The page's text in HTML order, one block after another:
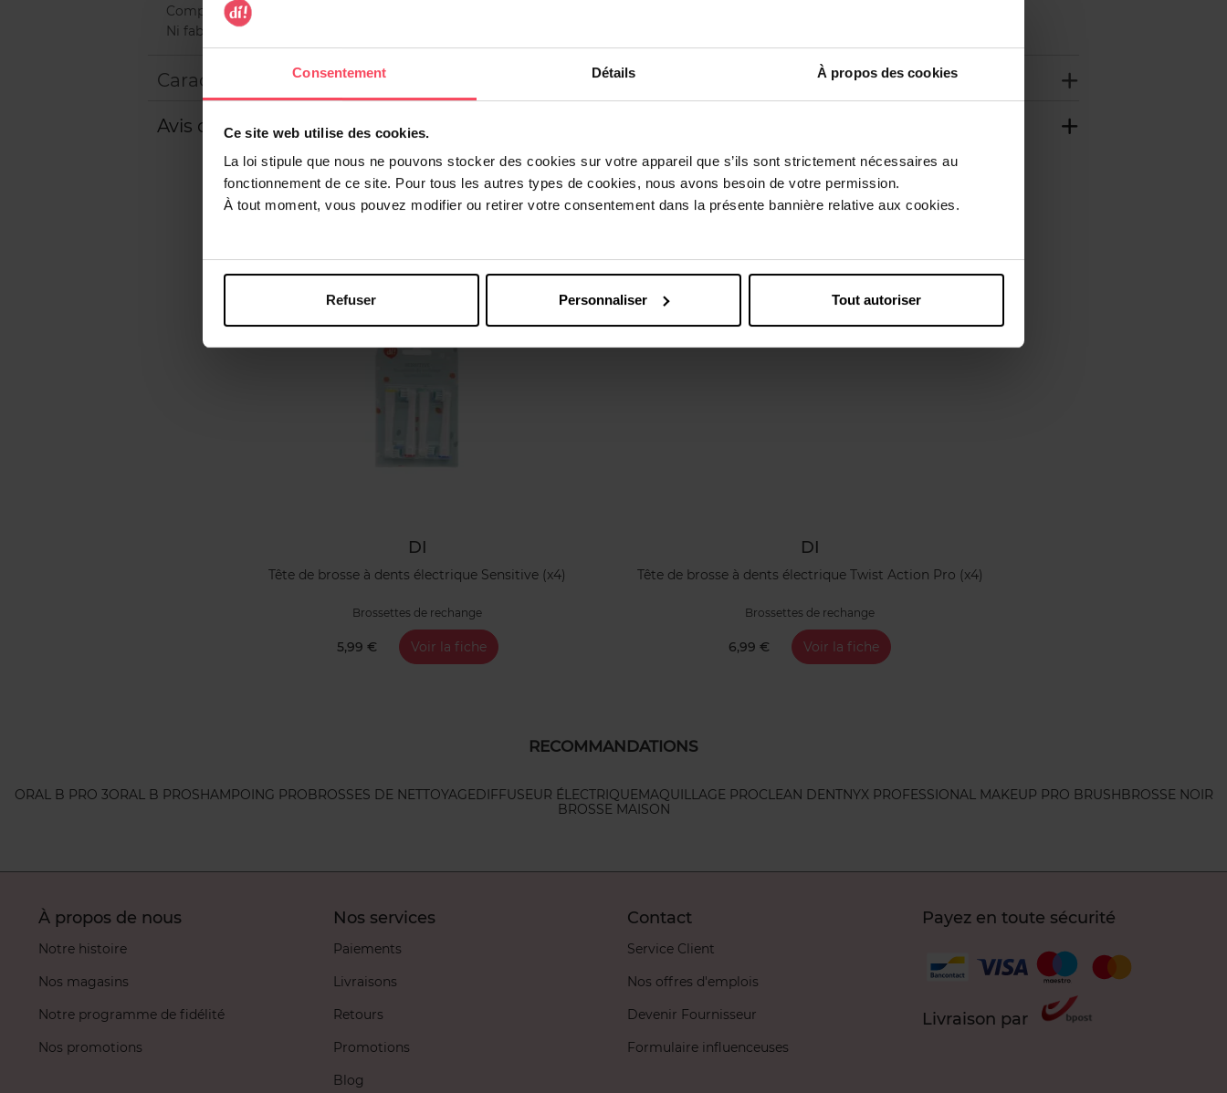
Consentement Détails À propos des cookies
Ce site web utilise des cookies.
La loi stipule que nous ne pouvons stocker des cookies sur votre appareil que s’ils sont strictement nécessaires au
fonctionnement de ce site. Pour tous les autres types de cookies, nous avons besoin de votre permission.
À tout moment, vous pouvez modifier ou retirer votre consentement dans la présente bannière relative aux cookies.
Refuser Personnaliser Tout autoriser
Compatibles avec les brosses à dents électriques rotatives Oral-B®.
Ni fabriquées, ni approuvées par Oral-B®.
Caractéristiques
Avis client
Vous aimerez peut-être
DI
Tête de brosse à dents électrique Sensitive (x4)
Brossettes de rechange
5,99 € Voir la fiche
DI
Tête de brosse à dents électrique Twist Action Pro (x4)
Brossettes de rechange
6,99 € Voir la fiche
RECOMMANDATIONS
ORAL B PRO 3ORAL B PROSHAMPOING PROBROSSES DE NETTOYAGEDIFFUSEUR ÉLECTRIQUEMAQUILLAGE PROCLEAN DENTNYX PROFESSIONAL MAKEUP PRO BRUSHBROSSE NOIR
BROSSE MAISON
À propos de nous
Notre histoire
Nos magasins
Notre programme de fidélité
Nos promotions
Nos services
Paiements
Livraisons
Retours
Promotions
Blog
Contact
Service Client
Nos offres d'emplois
Devenir Fournisseur
Formulaire influenceuses
Payez en toute sécurité
Livraison par